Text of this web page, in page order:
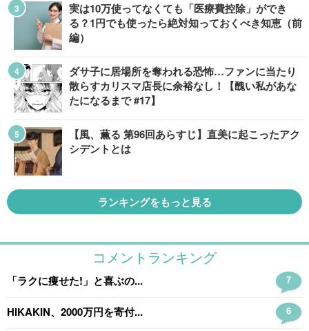
実は10万使ってなくても「医療費控除」ができ
る？1円でも使ったら絶対知っておくべき知恵（前
編）
ダサ子に居場所を奪われる恐怖…ファンに当たり
散らすカリスマ店長に余裕なし！【醜い私があな
たになるまで #17】
【風、薫る 第96回あらすじ】直美に起こったアク
シデントとは
ランキングをもっと見る